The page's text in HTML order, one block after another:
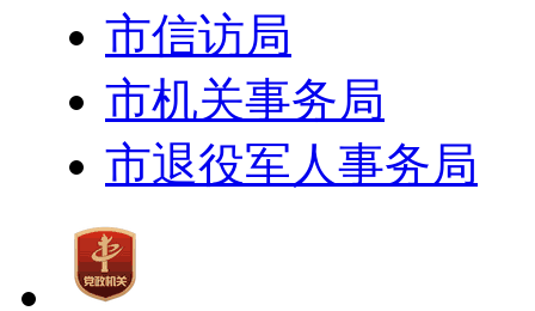
市信访局
市机关事务局
市退役军人事务局